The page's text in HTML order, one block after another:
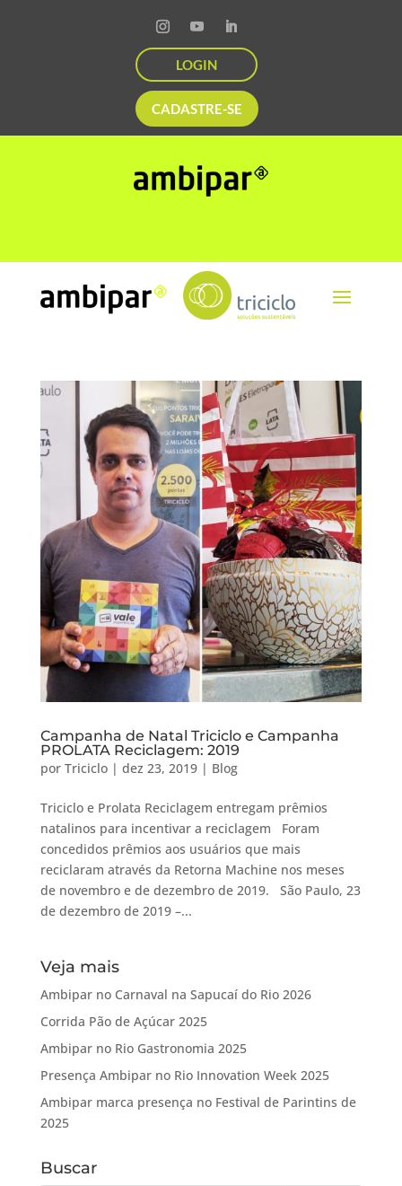
LOGIN
CADASTRE-SE
Campanha de Natal Triciclo e Campanha
PROLATA Reciclagem: 2019
por Triciclo| dez 23, 2019| Blog
Triciclo e Prolata Reciclagem entregam prêmios
natalinos para incentivar a reciclagem Foram
concedidos prêmios aos usuários que mais
reciclaram através da Retorna Machine nos meses
de novembro e de dezembro de 2019. São Paulo, 23
de dezembro de 2019 –...
Veja mais
Ambipar no Carnaval na Sapucaí do Rio 2026
Corrida Pão de Açúcar 2025
Ambipar no Rio Gastronomia 2025
Presença Ambipar no Rio Innovation Week 2025
Ambipar marca presença no Festival de Parintins de
2025
Buscar